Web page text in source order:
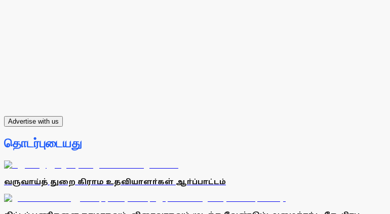
Advertise with us
தொடர்புடையது
வருவாய்த் துறை கிராம உதவியாளா்கள் ஆா்ப்பாட்டம்